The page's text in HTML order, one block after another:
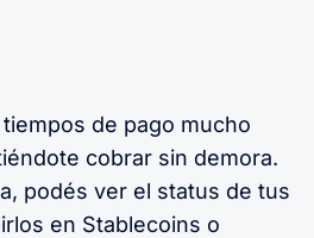
de pago mucho
cobrar sin demora.
podés ver el status de tus
en Stablecoins o